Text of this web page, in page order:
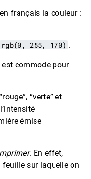
français la couleur :
rgb(0, 255, 170) .
commode pour
“verte” et
émise
. En effet,
feuille sur laquelle on